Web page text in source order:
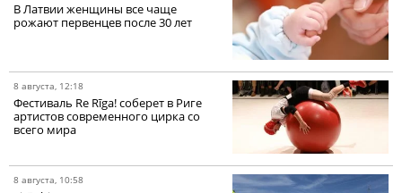
В Латвии женщины все чаще
рожают первенцев после 30 лет
8 августа, 12:18
Фестиваль Re Rīga! соберет в Риге
артистов современного цирка со
всего мира
8 августа, 10:58